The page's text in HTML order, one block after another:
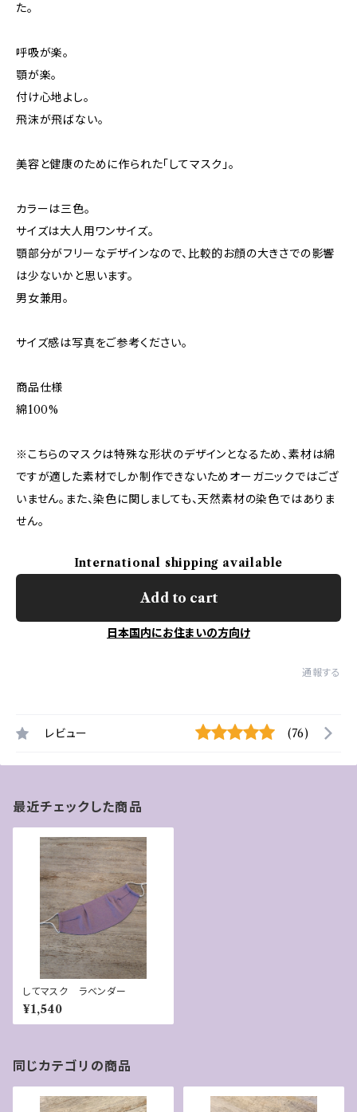
た。
呼吸が楽。
顎が楽。
付け心地よし。
飛沫が飛ばない。
美容と健康のために作られた「してマスク」。
カラーは三色。
サイズは大人用ワンサイズ。
顎部分がフリーなデザインなので、比較的お顔の大きさでの影響
は少ないかと思います。
男女兼用。
サイズ感は写真をご参考ください。
商品仕様
綿100%
※こちらのマスクは特殊な形状のデザインとなるため、素材は綿
ですが適した素材でしか制作できないためオーガニックではござ
いません。また、染色に関しましても、天然素材の染色ではありま
せん。
International shipping available
Add to cart
日本国内にお住まいの方向け
通報する
レビュー (76)
最近チェックした商品
してマスク ラベンダー
¥1,540
同じカテゴリの商品